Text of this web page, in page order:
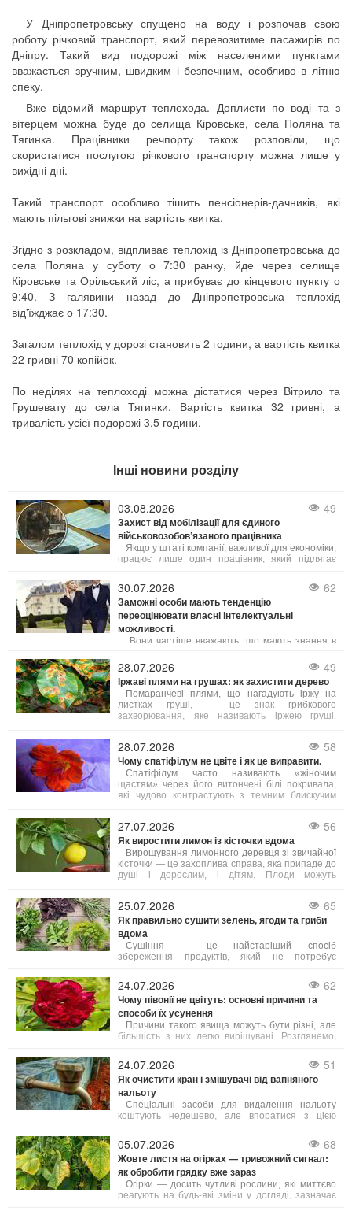
У Дніпропетровську спущено на воду і розпочав свою
роботу річковий транспорт, який перевозитиме пасажирів по
Дніпру. Такий вид подорожі між населеними пунктами
вважається зручним, швидким і безпечним, особливо в літню
спеку.
Вже відомий маршрут теплохода. Доплисти по воді та з
вітерцем можна буде до селища Кіровське, села Поляна та
Тягинка. Працівники речпорту також розповіли, що
скористатися послугою річкового транспорту можна лише у
вихідні дні.
Такий транспорт особливо тішить пенсіонерів-дачників, які
мають пільгові знижки на вартість квитка.
Згідно з розкладом, відпливає теплохід із Дніпропетровська до
села Поляна у суботу о 7:30 ранку, йде через селище
Кіровське та Орільський ліс, а прибуває до кінцевого пункту о
9:40. З галявини назад до Дніпропетровська теплохід
від'їжджає о 17:30.
Загалом теплохід у дорозі становить 2 години, а вартість квитка
22 гривні 70 копійок.
По неділях на теплоході можна дістатися через Вітрило та
Грушевату до села Тягинки. Вартість квитка 32 гривні, а
тривалість усієї подорожі 3,5 години.
Інші новини розділу
03.08.2026 49
Захист від мобілізації для єдиного
військовозобов’язаного працівника
Якщо у штаті компанії, важливої для економіки,
працює лише один працівник, який підлягає
обмеження щодо 50% квоти на бронювання. В
такому випадку підприємство має законне право
оформити відтермінування мобілізації саме для
цього співробітника.
30.07.2026 62
Заможні особи мають тенденцію
переоцінювати власні інтелектуальні
можливості.
Вони частіше вважають, що мають знання в
вони схильні переоцінювати швидше, ніж
недооцінювати.
28.07.2026 49
Іржаві плями на грушах: як захистити дерево
Помаранчеві плями, що нагадують іржу на
листках груші, — це знак грибкового
захворювання, яке називають іржею груші.
рано, дерево ослаблюється, гірше дає плоди та
важче проходить підготовку до зими. Тому дуже
важливо боротися з цією хворобою.
28.07.2026 58
Чому спатіфілум не цвіте і як це виправити.
Спатіфілум часто називають «жіночим
щастям» через його витончені білі покривала,
які чудово контрастують з темним блискучим
протягом місяців або навіть років. Причин
відсутності цвітіння декілька, і більшість з них
легко усунути.
27.07.2026 56
Як виростити лимон із кісточки вдома
Вирощування лимонного деревця зі звичайної
кісточки — це захоплива справа, яка припаде до
душі і дорослим, і дітям. Плоди можуть
чудовою прикрасою будь-якого підвіконня.
Головне — знати кілька корисних порад, з яких
починається успіх.
25.07.2026 65
Як правильно сушити зелень, ягоди та гриби
вдома
Сушіння — це найстаріший спосіб
збереження продуктів, який не потребує
зберегти корисні речовини. Якщо зелень, ягоди
або гриби висушені за правилами, вони довго
зберігають свій аромат і смакові властивості.
Розглянемо, як сушити різні продукти вдома
різними методами.
24.07.2026 62
Чому півонії не цвітуть: основні причини та
способи їх усунення
Причини такого явища можуть бути різні, але
більшість з них легко вирішувані. Розглянемо,
щороку радували рясним і тривалим цвітінням.
24.07.2026 51
Як очистити кран і змішувачі від вапняного
нальоту
Спеціальні засоби для видалення нальоту
коштують недешево, але впоратися з цією
продуктами. Розглянемо, як повернути блиск
сантехніці й при цьому не пошкодити її
делікатне покриття.
05.07.2026 68
Жовте листя на огірках — тривожний сигнал:
як обробити грядку вже зараз
Огірки — досить чутливі рослини, які миттєво
реагують на будь-які зміни у догляді, зазначає